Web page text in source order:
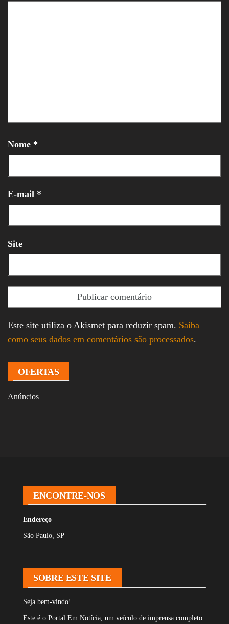
Nome *
E-mail *
Site
Este site utiliza o Akismet para reduzir spam. Saiba
como seus dados em comentários são processados.
OFERTAS
Anúncios
ENCONTRE-NOS
Endereço
São Paulo, SP
SOBRE ESTE SITE
Seja bem-vindo!
Este é o Portal Em Notícia, um veículo de imprensa completo